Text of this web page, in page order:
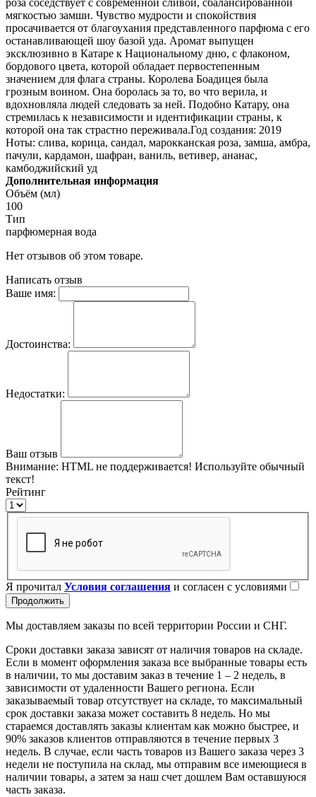
мягкостью замши. Чувство мудрости и спокойствия
просачивается от благоухания представленного парфюма с его
останавливающей шоу базой уда. Аромат выпущен
эксклюзивно в Катаре к Национальному дню, с флаконом,
бордового цвета, которой обладает первостепенным
значением для флага страны. Королева Боадицея была
грозным воином. Она боролась за то, во что верила, и
вдохновляла людей следовать за ней. Подобно Катару, она
стремилась к независимости и идентификации страны, к
которой она так страстно переживала.Год создания: 2019
Ноты: слива, корица, сандал, марокканская роза, замша, амбра,
пачули, кардамон, шафран, ваниль, ветивер, ананас,
камбоджийский уд
Дополнительная информация
Объём (мл)
100
Тип
парфюмерная вода
Нет отзывов об этом товаре.
Написать отзыв
Ваше имя:
Достоинства:
Недостатки:
Ваш отзыв
Внимание: HTML не поддерживается! Используйте обычный
текст!
Рейтинг
Я прочитал Условия соглашения и согласен с условиями
Продолжить
Мы доставляем заказы по всей территории России и СНГ.
Сроки доставки заказа зависят от наличия товаров на складе.
Если в момент оформления заказа все выбранные товары есть
в наличии, то мы доставим заказ в течение 1 – 2 недель, в
зависимости от удаленности Вашего региона. Если
заказываемый товар отсутствует на складе, то максимальный
срок доставки заказа может составить 8 недель. Но мы
стараемся доставлять заказы клиентам как можно быстрее, и
90% заказов клиентов отправляются в течение первых 3
недель. В случае, если часть товаров из Вашего заказа через 3
недели не поступила на склад, мы отправим все имеющиеся в
наличии товары, а затем за наш счет дошлем Вам оставшуюся
часть заказа.